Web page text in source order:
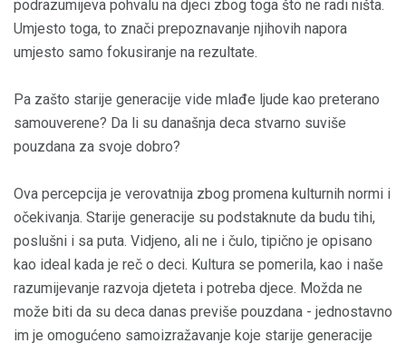
podrazumijeva pohvalu na djeci zbog toga što ne radi ništa.
Umjesto toga, to znači prepoznavanje njihovih napora
umjesto samo fokusiranje na rezultate.
Pa zašto starije generacije vide mlađe ljude kao preterano
samouverene? Da li su današnja deca stvarno suviše
pouzdana za svoje dobro?
Ova percepcija je verovatnija zbog promena kulturnih normi i
očekivanja. Starije generacije su podstaknute da budu tihi,
poslušni i sa puta. Vidjeno, ali ne i čulo, tipično je opisano
kao ideal kada je reč o deci. Kultura se pomerila, kao i naše
razumijevanje razvoja djeteta i potreba djece. Možda ne
može biti da su deca danas previše pouzdana - jednostavno
im je omogućeno samoizražavanje koje starije generacije